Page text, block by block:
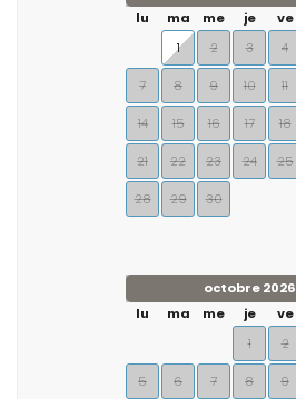
lu
ma me je ve
1
2 3 4
7 8 9 10 11
14 15 16 17 18
21 22 23 24 25
28 29 30
octobre 2026
lu
ma me je ve
1
2
5 6 7 8 9